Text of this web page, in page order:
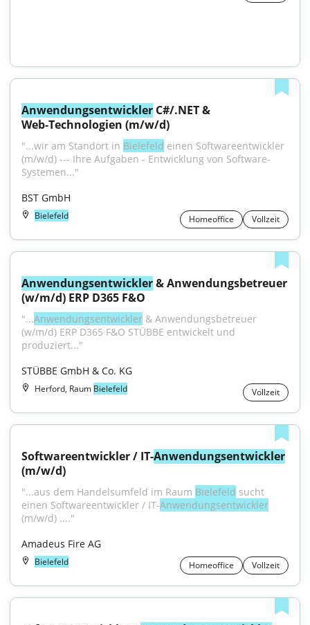
Anwendungsentwickler C#/.NET &
Web‑Technologien (m/w/d)
"...wir am Standort in Bielefeld einen Softwareentwickler
(m/w/d) --- Ihre Aufgaben - Entwicklung von Software-
Systemen..."
BST GmbH
Bielefeld Homeoffice Vollzeit
Anwendungsentwickler & Anwendungsbetreuer
(w/m/d) ERP D365 F&O
"...Anwendungsentwickler & Anwendungsbetreuer
(w/m/d) ERP D365 F&O STÜBBE entwickelt und
produziert..."
STÜBBE GmbH & Co. KG
Herford, Raum Bielefeld Vollzeit
Softwareentwickler / IT-Anwendungsentwickler
(m/w/d)
"...aus dem Handelsumfeld im Raum Bielefeld sucht
einen Softwareentwickler / IT-Anwendungsentwickler
(m/w/d) ...."
Amadeus Fire AG
Bielefeld Homeoffice Vollzeit